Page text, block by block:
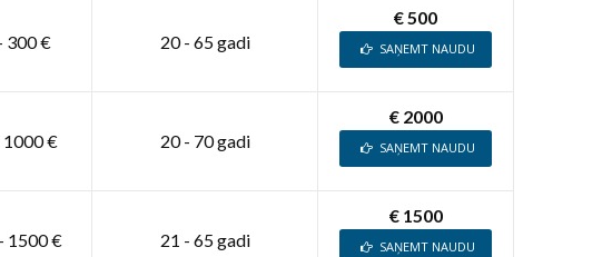
300 € 20 - 65 gadi
€ 500
SAŅEMT NAUDU
1000 € 20 - 70 gadi
€ 2000
SAŅEMT NAUDU
1500 € 21 - 65 gadi
€ 1500
SAŅEMT NAUDU